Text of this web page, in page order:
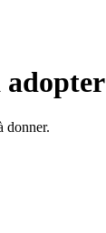
adopter
donner.